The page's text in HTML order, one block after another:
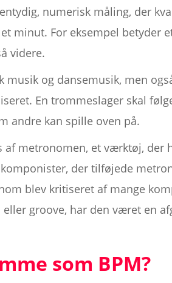
numerisk måling, der
minut. For eksempel betyder
videre.
musik og dansemusik, men
En trommeslager skal
andre kan spille oven på.
af metronomen, et værktøj,
der tilføjede
blev kritiseret af mange
groove, har den været en
som BPM?